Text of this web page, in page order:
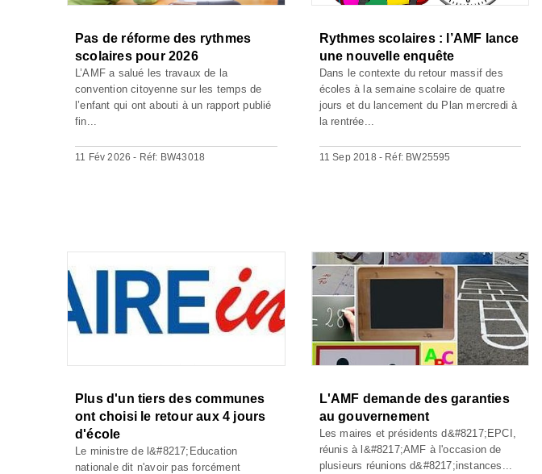
Pas de réforme des rythmes
scolaires pour 2026
L’AMF a salué les travaux de la
convention citoyenne sur les temps de
l’enfant qui ont abouti à un rapport publié
fin...
11 Fév 2026 - Réf: BW43018
Rythmes scolaires : l’AMF lance
une nouvelle enquête
Dans le contexte du retour massif des
écoles à la semaine scolaire de quatre
jours et du lancement du Plan mercredi à
la rentrée...
11 Sep 2018 - Réf: BW25595
Plus d'un tiers des communes
ont choisi le retour aux 4 jours
d'école
Le ministre de l&#8217;Education
nationale dit n'avoir pas forcément
L'AMF demande des garanties
au gouvernement
Les maires et présidents d&#8217;EPCI,
réunis à l&#8217;AMF à l'occasion de
plusieurs réunions d&#8217;instances...